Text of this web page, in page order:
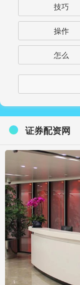
技巧
操作
怎么
证券配资网